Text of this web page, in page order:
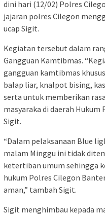
dini hari (12/02) Polres
jajaran polres Cilegon
ucap Sigit.
Kegiatan tersebut dalam
Gangguan Kamtibmas.
gangguan kamtibmas
balap liar, knalpot bising,
serta untuk memberikan
masyaraka di daerah
Sigit.
“Dalam pelaksanaan Blue
malam Minggu ini tidak
ketertiban umum sehingga
hukum Polres Cilegon
aman,” tambah Sigit.
Sigit menghimbau kepada